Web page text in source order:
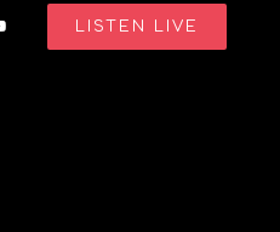
LISTEN LIVE